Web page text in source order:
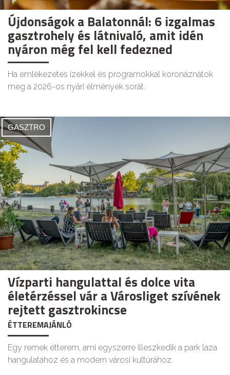
Újdonságok a Balatonnál: 6 izgalmas
gasztrohely és látnivaló, amit idén
nyáron még fel kell fedezned
Ha emlékezetes ízekkel és programokkal koronáznátok
meg a 2026-os nyári élmények sorát.
GASZTRO
Vízparti hangulattal és dolce vita
életérzéssel vár a Városliget szívének
rejtett gasztrokincse
ÉTTEREMAJÁNLÓ
Egy remek étterem, ami egyszerre illeszkedik a park laza
hangulatához és a modern városi kultúrához.